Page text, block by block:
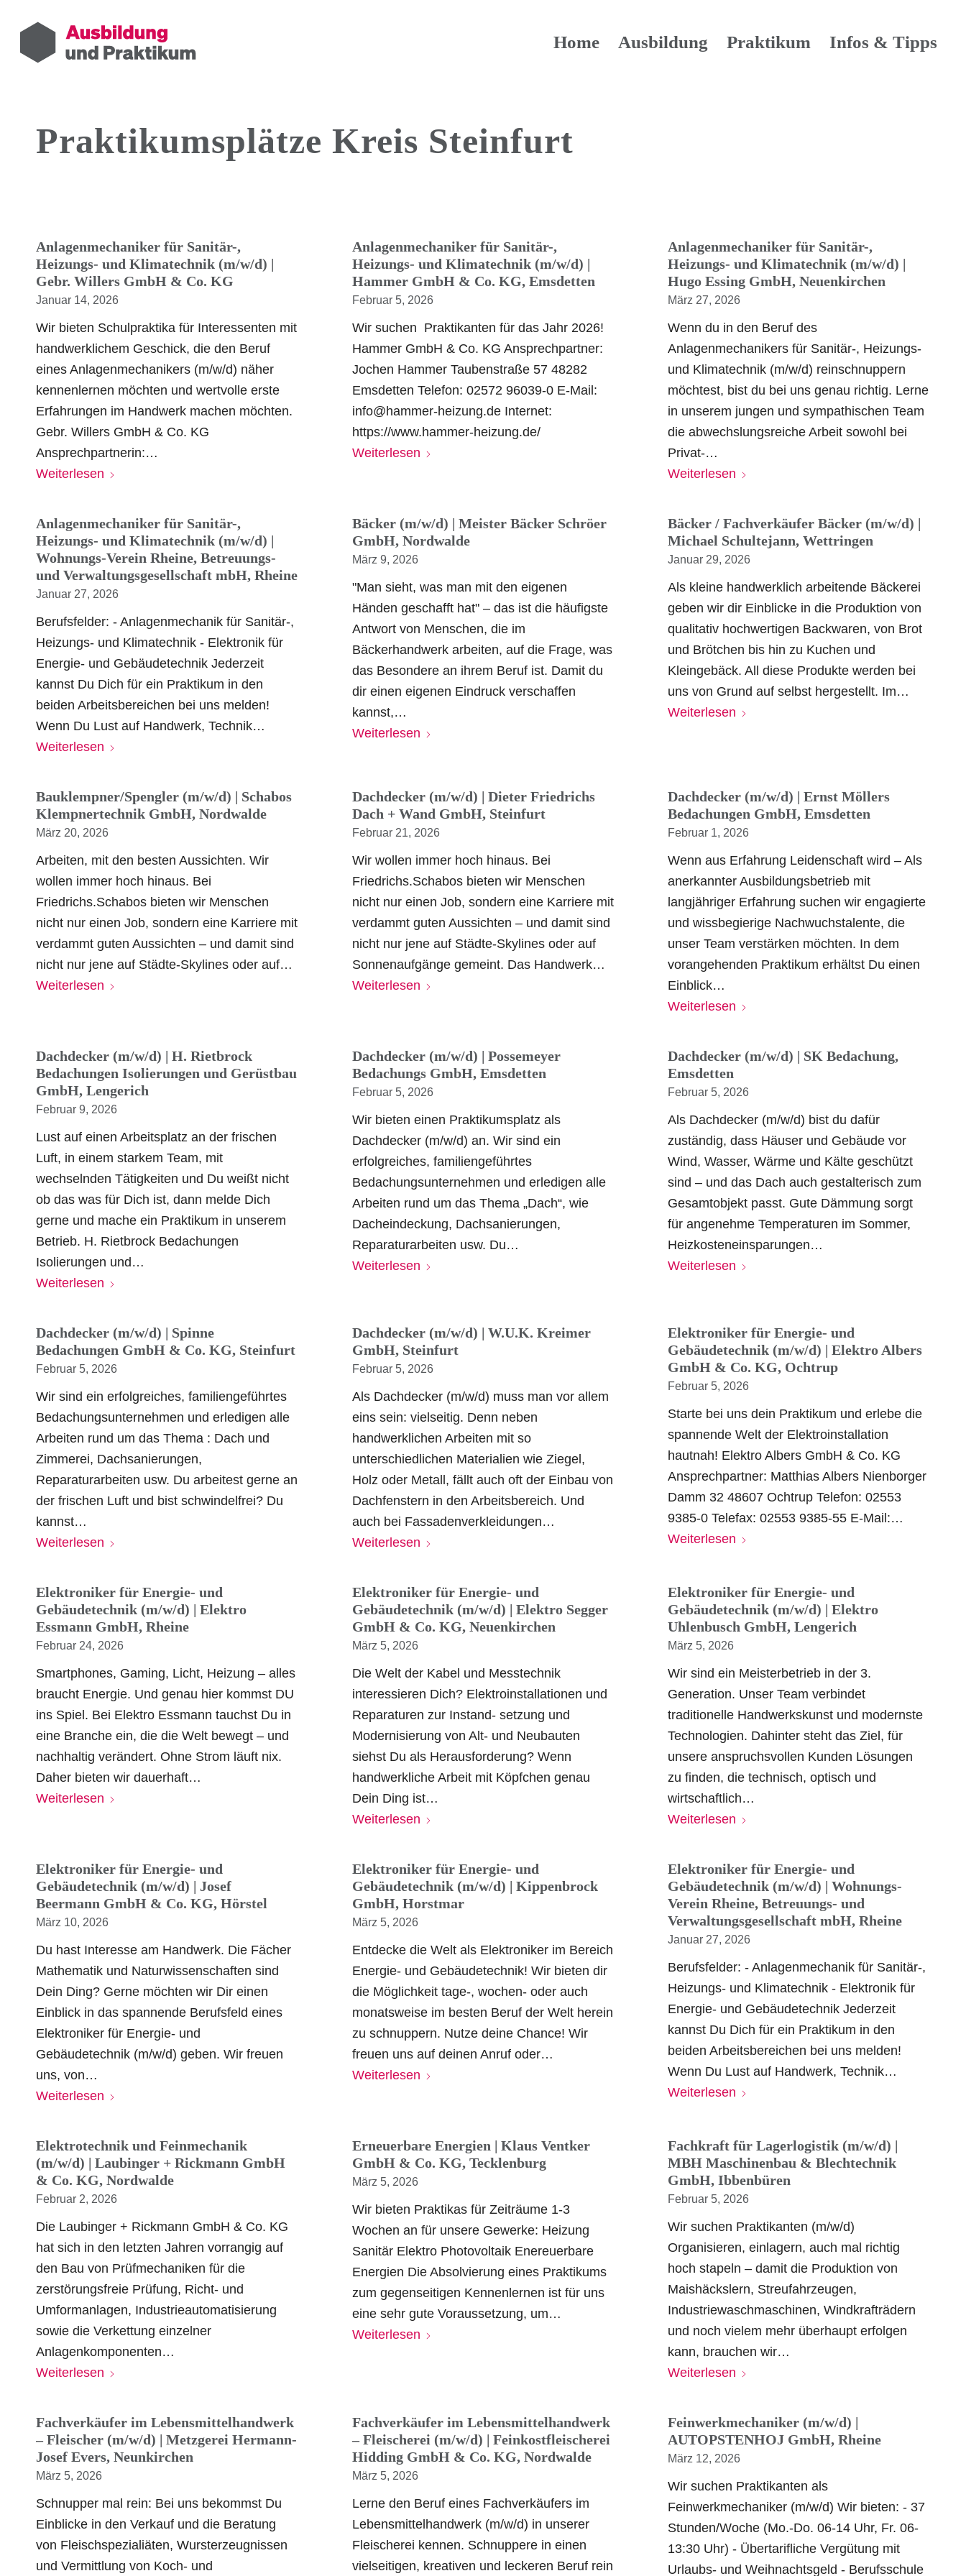
Home Ausbildung Praktikum Infos & Tipps
Praktikumsplätze Kreis Steinfurt
Anlagenmechaniker für Sanitär-,
Heizungs- und Klimatechnik (m/w/d) |
Gebr. Willers GmbH & Co. KG
Januar 14, 2026
Wir bieten Schulpraktika für Interessenten mit
handwerklichem Geschick, die den Beruf
eines Anlagenmechanikers (m/w/d) näher
kennenlernen möchten und wertvolle erste
Erfahrungen im Handwerk machen möchten.
Gebr. Willers GmbH & Co. KG
Ansprechpartnerin:…
Weiterlesen
Anlagenmechaniker für Sanitär-,
Heizungs- und Klimatechnik (m/w/d) |
Hammer GmbH & Co. KG, Emsdetten
Februar 5, 2026
Wir suchen Praktikanten für das Jahr 2026!
Hammer GmbH & Co. KG Ansprechpartner:
Jochen Hammer Taubenstraße 57 48282
Emsdetten Telefon: 02572 96039-0 E-Mail:
info@hammer-heizung.de Internet:
https://www.hammer-heizung.de/
Weiterlesen
Anlagenmechaniker für Sanitär-,
Heizungs- und Klimatechnik (m/w/d) |
Hugo Essing GmbH, Neuenkirchen
März 27, 2026
Wenn du in den Beruf des
Anlagenmechanikers für Sanitär-, Heizungs-
und Klimatechnik (m/w/d) reinschnuppern
möchtest, bist du bei uns genau richtig. Lerne
in unserem jungen und sympathischen Team
die abwechslungsreiche Arbeit sowohl bei
Privat-…
Weiterlesen
Anlagenmechaniker für Sanitär-,
Heizungs- und Klimatechnik (m/w/d) |
Wohnungs-Verein Rheine, Betreuungs-
und Verwaltungsgesellschaft mbH, Rheine
Januar 27, 2026
Berufsfelder: - Anlagenmechanik für Sanitär-,
Heizungs- und Klimatechnik - Elektronik für
Energie- und Gebäudetechnik Jederzeit
kannst Du Dich für ein Praktikum in den
beiden Arbeitsbereichen bei uns melden!
Wenn Du Lust auf Handwerk, Technik…
Weiterlesen
Bäcker (m/w/d) | Meister Bäcker Schröer
GmbH, Nordwalde
März 9, 2026
"Man sieht, was man mit den eigenen
Händen geschafft hat" – das ist die häufigste
Antwort von Menschen, die im
Bäckerhandwerk arbeiten, auf die Frage, was
das Besondere an ihrem Beruf ist. Damit du
dir einen eigenen Eindruck verschaffen
kannst,…
Weiterlesen
Bäcker / Fachverkäufer Bäcker (m/w/d) |
Michael Schultejann, Wettringen
Januar 29, 2026
Als kleine handwerklich arbeitende Bäckerei
geben wir dir Einblicke in die Produktion von
qualitativ hochwertigen Backwaren, von Brot
und Brötchen bis hin zu Kuchen und
Kleingebäck. All diese Produkte werden bei
uns von Grund auf selbst hergestellt. Im…
Weiterlesen
Bauklempner/Spengler (m/w/d) | Schabos
Klempnertechnik GmbH, Nordwalde
März 20, 2026
Arbeiten, mit den besten Aussichten. Wir
wollen immer hoch hinaus. Bei
Friedrichs.Schabos bieten wir Menschen
nicht nur einen Job, sondern eine Karriere mit
verdammt guten Aussichten – und damit sind
nicht nur jene auf Städte-Skylines oder auf…
Weiterlesen
Dachdecker (m/w/d) | Dieter Friedrichs
Dach + Wand GmbH, Steinfurt
Februar 21, 2026
Wir wollen immer hoch hinaus. Bei
Friedrichs.Schabos bieten wir Menschen
nicht nur einen Job, sondern eine Karriere mit
verdammt guten Aussichten – und damit sind
nicht nur jene auf Städte-Skylines oder auf
Sonnenaufgänge gemeint. Das Handwerk…
Weiterlesen
Dachdecker (m/w/d) | Ernst Möllers
Bedachungen GmbH, Emsdetten
Februar 1, 2026
Wenn aus Erfahrung Leidenschaft wird – Als
anerkannter Ausbildungsbetrieb mit
langjähriger Erfahrung suchen wir engagierte
und wissbegierige Nachwuchstalente, die
unser Team verstärken möchten. In dem
vorangehenden Praktikum erhältst Du einen
Einblick…
Weiterlesen
Dachdecker (m/w/d) | H. Rietbrock
Bedachungen Isolierungen und Gerüstbau
GmbH, Lengerich
Februar 9, 2026
Lust auf einen Arbeitsplatz an der frischen
Luft, in einem starkem Team, mit
wechselnden Tätigkeiten und Du weißt nicht
ob das was für Dich ist, dann melde Dich
gerne und mache ein Praktikum in unserem
Betrieb. H. Rietbrock Bedachungen
Isolierungen und…
Weiterlesen
Dachdecker (m/w/d) | Possemeyer
Bedachungs GmbH, Emsdetten
Februar 5, 2026
Wir bieten einen Praktikumsplatz als
Dachdecker (m/w/d) an. Wir sind ein
erfolgreiches, familiengeführtes
Bedachungsunternehmen und erledigen alle
Arbeiten rund um das Thema „Dach“, wie
Dacheindeckung, Dachsanierungen,
Reparaturarbeiten usw. Du…
Weiterlesen
Dachdecker (m/w/d) | SK Bedachung,
Emsdetten
Februar 5, 2026
Als Dachdecker (m/w/d) bist du dafür
zuständig, dass Häuser und Gebäude vor
Wind, Wasser, Wärme und Kälte geschützt
sind – und das Dach auch gestalterisch zum
Gesamtobjekt passt. Gute Dämmung sorgt
für angenehme Temperaturen im Sommer,
Heizkosteneinsparungen…
Weiterlesen
Dachdecker (m/w/d) | Spinne
Bedachungen GmbH & Co. KG, Steinfurt
Februar 5, 2026
Wir sind ein erfolgreiches, familiengeführtes
Bedachungsunternehmen und erledigen alle
Arbeiten rund um das Thema : Dach und
Zimmerei, Dachsanierungen,
Reparaturarbeiten usw. Du arbeitest gerne an
der frischen Luft und bist schwindelfrei? Du
kannst…
Weiterlesen
Dachdecker (m/w/d) | W.U.K. Kreimer
GmbH, Steinfurt
Februar 5, 2026
Als Dachdecker (m/w/d) muss man vor allem
eins sein: vielseitig. Denn neben
handwerklichen Arbeiten mit so
unterschiedlichen Materialien wie Ziegel,
Holz oder Metall, fällt auch oft der Einbau von
Dachfenstern in den Arbeitsbereich. Und
auch bei Fassadenverkleidungen…
Weiterlesen
Elektroniker für Energie- und
Gebäudetechnik (m/w/d) | Elektro Albers
GmbH & Co. KG, Ochtrup
Februar 5, 2026
Starte bei uns dein Praktikum und erlebe die
spannende Welt der Elektroinstallation
hautnah! Elektro Albers GmbH & Co. KG
Ansprechpartner: Matthias Albers Nienborger
Damm 32 48607 Ochtrup Telefon: 02553
9385-0 Telefax: 02553 9385-55 E-Mail:…
Weiterlesen
Elektroniker für Energie- und
Gebäudetechnik (m/w/d) | Elektro
Essmann GmbH, Rheine
Februar 24, 2026
Smartphones, Gaming, Licht, Heizung – alles
braucht Energie. Und genau hier kommst DU
ins Spiel. Bei Elektro Essmann tauchst Du in
eine Branche ein, die die Welt bewegt – und
nachhaltig verändert. Ohne Strom läuft nix.
Daher bieten wir dauerhaft…
Weiterlesen
Elektroniker für Energie- und
Gebäudetechnik (m/w/d) | Elektro Segger
GmbH & Co. KG, Neuenkirchen
März 5, 2026
Die Welt der Kabel und Messtechnik
interessieren Dich? Elektroinstallationen und
Reparaturen zur Instand- setzung und
Modernisierung von Alt- und Neubauten
siehst Du als Herausforderung? Wenn
handwerkliche Arbeit mit Köpfchen genau
Dein Ding ist…
Weiterlesen
Elektroniker für Energie- und
Gebäudetechnik (m/w/d) | Elektro
Uhlenbusch GmbH, Lengerich
März 5, 2026
Wir sind ein Meisterbetrieb in der 3.
Generation. Unser Team verbindet
traditionelle Handwerkskunst und modernste
Technologien. Dahinter steht das Ziel, für
unsere anspruchsvollen Kunden Lösungen
zu finden, die technisch, optisch und
wirtschaftlich…
Weiterlesen
Elektroniker für Energie- und
Gebäudetechnik (m/w/d) | Josef
Beermann GmbH & Co. KG, Hörstel
März 10, 2026
Du hast Interesse am Handwerk. Die Fächer
Mathematik und Naturwissenschaften sind
Dein Ding? Gerne möchten wir Dir einen
Einblick in das spannende Berufsfeld eines
Elektroniker für Energie- und
Gebäudetechnik (m/w/d) geben. Wir freuen
uns, von…
Weiterlesen
Elektroniker für Energie- und
Gebäudetechnik (m/w/d) | Kippenbrock
GmbH, Horstmar
März 5, 2026
Entdecke die Welt als Elektroniker im Bereich
Energie- und Gebäudetechnik! Wir bieten dir
die Möglichkeit tage-, wochen- oder auch
monatsweise im besten Beruf der Welt herein
zu schnuppern. Nutze deine Chance! Wir
freuen uns auf deinen Anruf oder…
Weiterlesen
Elektroniker für Energie- und
Gebäudetechnik (m/w/d) | Wohnungs-
Verein Rheine, Betreuungs- und
Verwaltungsgesellschaft mbH, Rheine
Januar 27, 2026
Berufsfelder: - Anlagenmechanik für Sanitär-,
Heizungs- und Klimatechnik - Elektronik für
Energie- und Gebäudetechnik Jederzeit
kannst Du Dich für ein Praktikum in den
beiden Arbeitsbereichen bei uns melden!
Wenn Du Lust auf Handwerk, Technik…
Weiterlesen
Elektrotechnik und Feinmechanik
(m/w/d) | Laubinger + Rickmann GmbH
& Co. KG, Nordwalde
Februar 2, 2026
Die Laubinger + Rickmann GmbH & Co. KG
hat sich in den letzten Jahren vorrangig auf
den Bau von Prüfmechaniken für die
zerstörungsfreie Prüfung, Richt- und
Umformanlagen, Industrieautomatisierung
sowie die Verkettung einzelner
Anlagenkomponenten…
Weiterlesen
Erneuerbare Energien | Klaus Ventker
GmbH & Co. KG, Tecklenburg
März 5, 2026
Wir bieten Praktikas für Zeiträume 1-3
Wochen an für unsere Gewerke: Heizung
Sanitär Elektro Photovoltaik Enereuerbare
Energien Die Absolvierung eines Praktikums
zum gegenseitigen Kennenlernen ist für uns
eine sehr gute Voraussetzung, um…
Weiterlesen
Fachkraft für Lagerlogistik (m/w/d) |
MBH Maschinenbau & Blechtechnik
GmbH, Ibbenbüren
Februar 5, 2026
Wir suchen Praktikanten (m/w/d)
Organisieren, einlagern, auch mal richtig
hoch stapeln – damit die Produktion von
Maishäckslern, Streufahrzeugen,
Industriewaschmaschinen, Windkrafträdern
und noch vielem mehr überhaupt erfolgen
kann, brauchen wir…
Weiterlesen
Fachverkäufer im Lebensmittelhandwerk
– Fleischer (m/w/d) | Metzgerei Hermann-
Josef Evers, Neunkirchen
März 5, 2026
Schnupper mal rein: Bei uns bekommst Du
Einblicke in den Verkauf und die Beratung
von Fleischspezialiäten, Wursterzeugnissen
und Vermittlung von Koch- und
Fachverkäufer im Lebensmittelhandwerk
– Fleischerei (m/w/d) | Feinkostfleischerei
Hidding GmbH & Co. KG, Nordwalde
März 5, 2026
Lerne den Beruf eines Fachverkäufers im
Lebensmittelhandwerk (m/w/d) in unserer
Fleischerei kennen. Schnuppere in einen
vielseitigen, kreativen und leckeren Beruf rein
Feinwerkmechaniker (m/w/d) |
AUTOPSTENHOJ GmbH, Rheine
März 12, 2026
Wir suchen Praktikanten als
Feinwerkmechaniker (m/w/d) Wir bieten: - 37
Stunden/Woche (Mo.-Do. 06-14 Uhr, Fr. 06-
13:30 Uhr) - Übertarifliche Vergütung mit
Urlaubs- und Weihnachtsgeld - Berufsschule